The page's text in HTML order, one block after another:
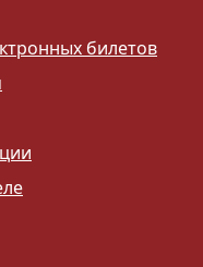
билетов